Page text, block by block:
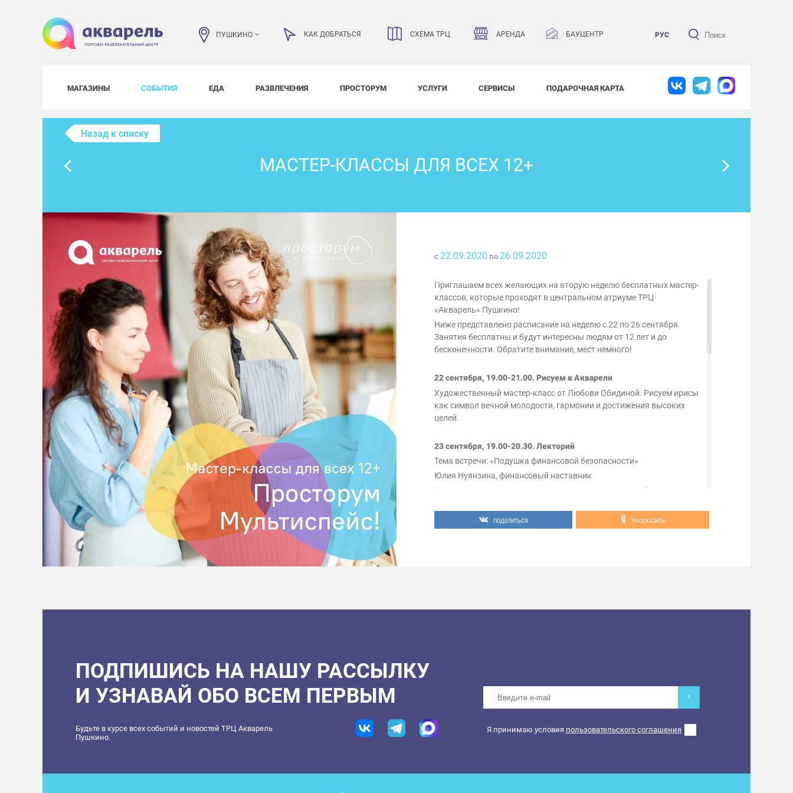
ПУШКИНО КАК ДОБРАТЬСЯ СХЕМА ТРЦ АРЕНДА БАУЦЕНТР РУС
МАГАЗИНЫ СОБЫТИЯ ЕДА РАЗВЛЕЧЕНИЯ ПРОСТОРУМ УСЛУГИ СЕРВИСЫ ПОДАРОЧНАЯ КАРТА
Назад к списку
МАСТЕР-КЛАССЫ ДЛЯ ВСЕХ 12+
с 22.09.2020 по 26.09.2020
Приглашаем всех желающих на вторую неделю бесплатных мастер-
классов, которые проходят в центральном атриуме ТРЦ
«Акварель» Пушкино!
Ниже представлено расписание на неделю с 22 по 26 сентября.
Занятия бесплатны и будут интересны людям от 12 лет и до
бесконечности. Обратите внимание, мест немного!
22 сентября, 19.00-21.00. Рисуем в Акварели
Художественный мастер-класс от Любови Обидиной. Рисуем ирисы
как символ вечной молодости, гармонии и достижения высоких
целей.
23 сентября, 19.00-20.30. Лекторий
Тема встречи: «Подушка финансовой безопасности»
Юлия Нуянзина, финансовый наставник
Если вы хотите сменить полностью направление своей
постоянного дохода и в целом для ощущения финансовой
стабильности, подстраховки и уверенности в завтрашнем дне — в
Суворова Ольга Юрьевна, Акушерка высшей категории, проект
как убрать страх родов.
25 сентября, 19.00-21.00. Игровой клуб
Лучшая психологическая игра «Мафия» с опытным игровым
26 сентября, 11.00-12.30. Йога
ПОДЕЛИТЬСЯ РАССКАЗАТЬ
ПОДПИШИСЬ НА НАШУ РАССЫЛКУ
И УЗНАВАЙ ОБО ВСЕМ ПЕРВЫМ
Будьте в курсе всех событий и новостей ТРЦ Акварель
Пушкино.
Я принимаю условия пользовательского соглашения